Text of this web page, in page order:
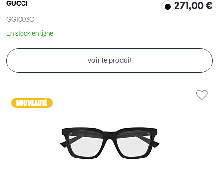
GUCCI
GG1003O
271,00 €
En stock en ligne
Voir le produit